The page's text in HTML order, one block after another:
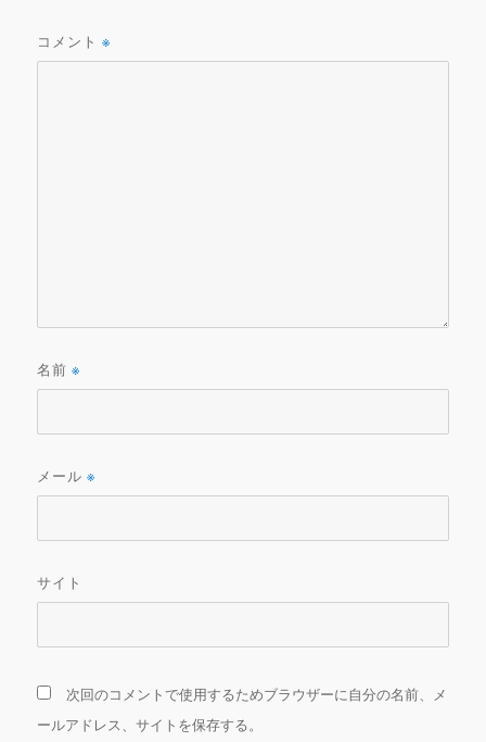
コメント※
名前※
メール※
サイト
次回のコメントで使用するためブラウザーに自分の名前、メ
ールアドレス、サイトを保存する。